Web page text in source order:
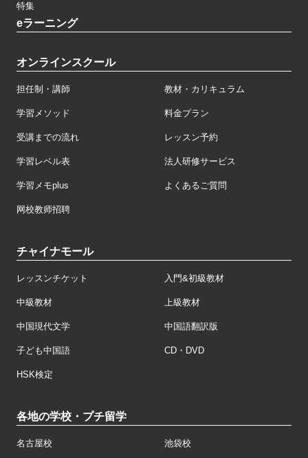
特集
eラーニング
オンラインスクール
担任制・講師 教材・カリキュラム
学習メソッド 料金プラン
受講までの流れ レッスン予約
学習レベル表 法人研修サービス
学習メモplus よくあるご質問
网校教师招聘
チャイナモール
レッスンチケット 入門&初級教材
中級教材 上級教材
中国現代文学 中国語翻訳版
子ども中国語 CD・DVD
HSK検定
各地の学校・プチ留学
名古屋校 池袋校